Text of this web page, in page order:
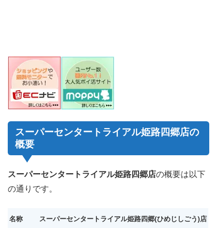
スーパーセンタートライアル姫路四郷店の
概要
スーパーセンタートライアル姫路四郷店の概要は以下
の通りです。
名称 スーパーセンタートライアル姫路四郷(ひめじ しごう) 店